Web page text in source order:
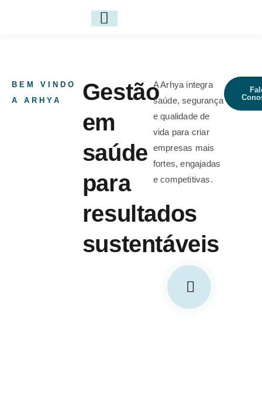
BEM VINDO
A ARHYA
Gestão
em
saúde
para
resultados
sustentáveis
A Arhya integra
saúde, segurança
e qualidade de
vida para criar
empresas mais
fortes, engajadas
e competitivas.